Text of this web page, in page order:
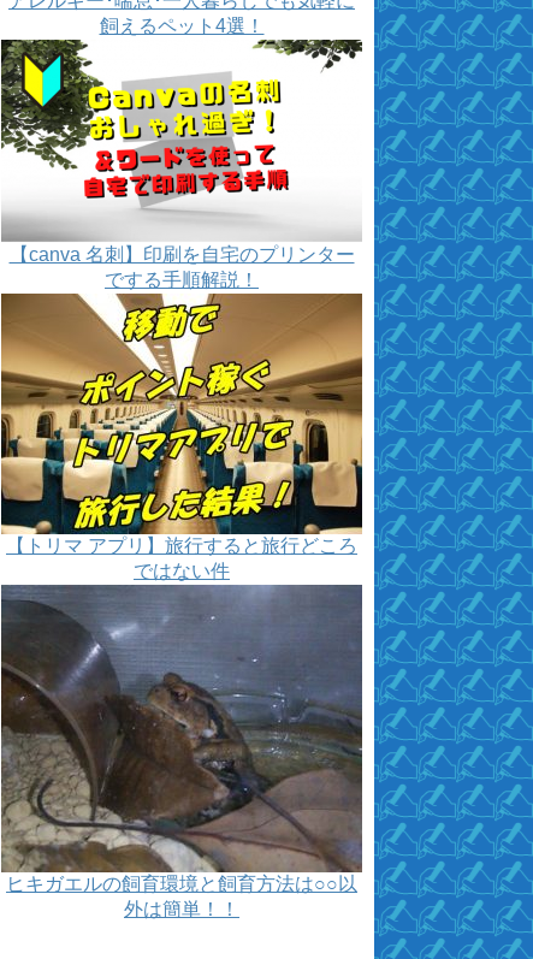
飼えるペット4選！
【canva 名刺】印刷を自宅のプリンター
でする手順解説！
【トリマ アプリ】旅行すると旅行どころ
ではない件
ヒキガエルの飼育環境と飼育方法は○○以
外は簡単！！